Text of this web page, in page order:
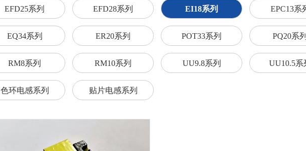
EFD25系列 EFD28系列 EI18系列 EPC13系
EQ34系列 ER20系列 POT33系列 PQ20系
RM8系列 RM10系列 UU9.8系列 UU10.5系
色环电感系列 贴片电感系列